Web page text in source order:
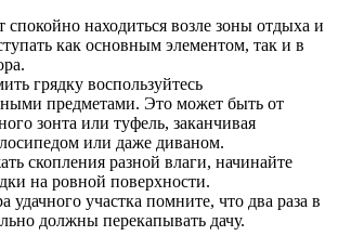
спокойно находиться возле зоны отдыха и
как основным элементом, так и в
грядку воспользуйтесь
предметами. Это может быть от
зонта или туфель, заканчивая
или даже диваном.
скопления разной влаги, начинайте
на ровной поверхности.
удачного участка помните, что два раза в
должны перекапывать дачу.